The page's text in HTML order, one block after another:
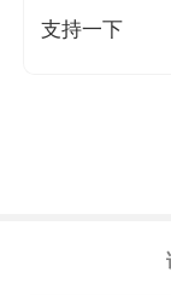
支持一下